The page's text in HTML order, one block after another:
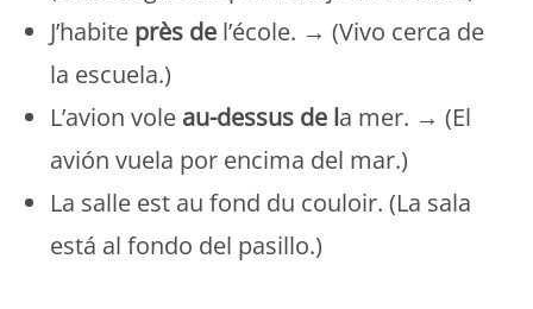
J’habite près de l’école. → (Vivo cerca de
la escuela.)
L’avion vole au-dessus de la mer. → (El
avión vuela por encima del mar.)
La salle est au fond du couloir. (La sala
está al fondo del pasillo.)